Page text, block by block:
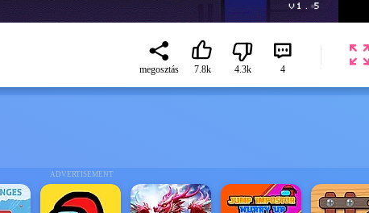
ADVERTISEMENT
megosztás 7.8k 4.3k 4